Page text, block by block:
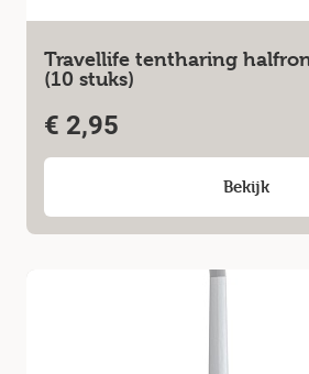
Travellife tentharing
(10 stuks)
€ 2,95
Bekijk